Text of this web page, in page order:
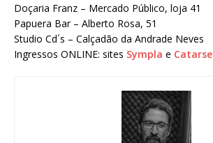
Doçaria Franz – Mercado Público, loja 41
Papuera Bar – Alberto Rosa, 51
Studio Cd´s – Calçadão da Andrade Neves
Ingressos ONLINE: sites Sympla e Catarse